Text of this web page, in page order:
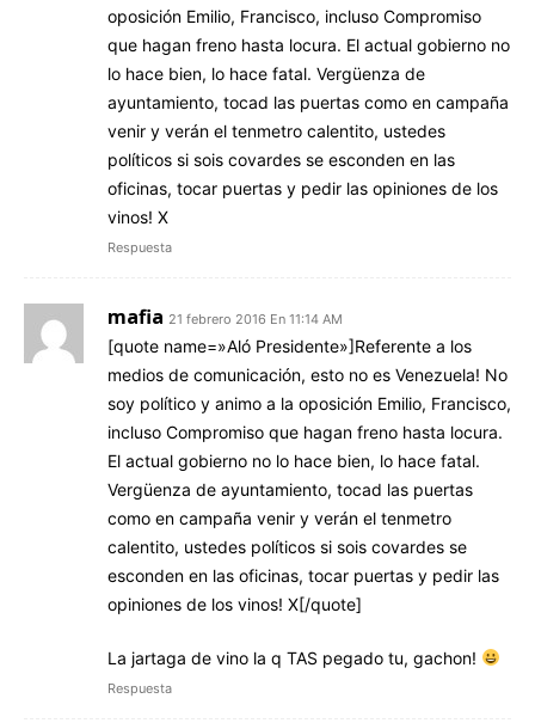
oposición Emilio, Francisco, incluso Compromiso
que hagan freno hasta locura. El actual gobierno no
lo hace bien, lo hace fatal. Vergüenza de
ayuntamiento, tocad las puertas como en campaña
venir y verán el tenmetro calentito, ustedes
políticos si sois covardes se esconden en las
oficinas, tocar puertas y pedir las opiniones de los
vinos! X
Respuesta
mafia 21 febrero 2016 En 11:14 AM
[quote name=»Aló Presidente»]Referente a los
medios de comunicación, esto no es Venezuela! No
soy político y animo a la oposición Emilio, Francisco,
incluso Compromiso que hagan freno hasta locura.
El actual gobierno no lo hace bien, lo hace fatal.
Vergüenza de ayuntamiento, tocad las puertas
como en campaña venir y verán el tenmetro
calentito, ustedes políticos si sois covardes se
esconden en las oficinas, tocar puertas y pedir las
opiniones de los vinos! X[/quote]
La jartaga de vino la q TAS pegado tu, gachon!
Respuesta